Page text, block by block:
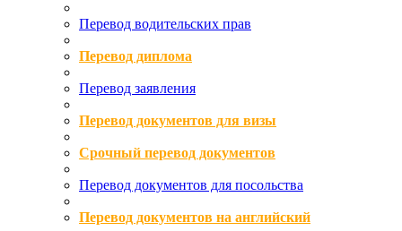
Перевод водительских прав
Перевод диплома
Перевод заявления
Перевод документов для визы
Срочный перевод документов
Перевод документов для посольства
Перевод документов на английский